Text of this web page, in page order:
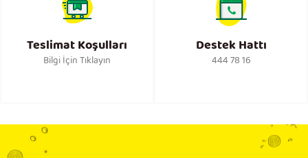
Teslimat Koşulları
Bilgi İçin Tıklayın
Destek Hattı
444 78 16